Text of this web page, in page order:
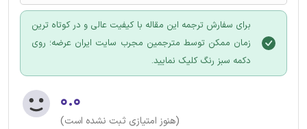
برای سفارش ترجمه این مقاله با کیفیت عالی و در کوتاه ترین
زمان ممکن توسط مترجمین مجرب سایت ایران عرضه؛ روی
دکمه سبز رنگ کلیک نمایید.
۰.۰
(هنوز امتیازی ثبت نشده است)